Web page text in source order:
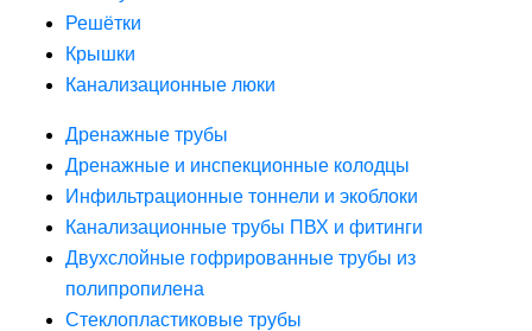
Решётки
Крышки
Канализационные люки
Дренажные трубы
Дренажные и инспекционные колодцы
Инфильтрационные тоннели и экоблоки
Канализационные трубы ПВХ и фитинги
Двухслойные гофрированные трубы из
полипропилена
Стеклопластиковые трубы